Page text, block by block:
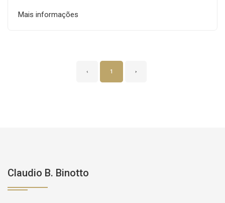
Mais informações
‹ 1 ›
Claudio B. Binotto